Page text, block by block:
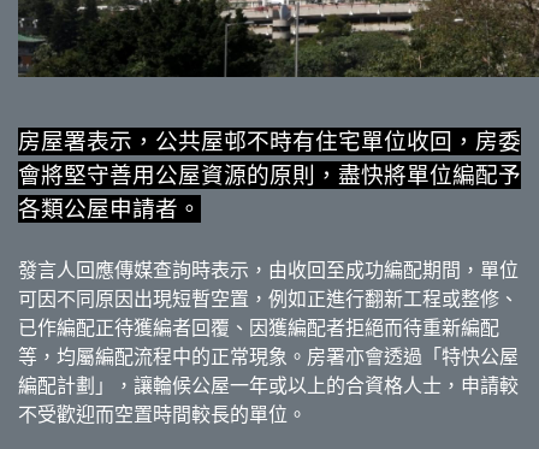
房屋署表示，公共屋邨不時有住宅單位收回，房委
會將堅守善用公屋資源的原則，盡快將單位編配予
各類公屋申請者。
發言人回應傳媒查詢時表示，由收回至成功編配期間，單位
可因不同原因出現短暫空置，例如正進行翻新工程或整修、
已作編配正待獲編者回覆、因獲編配者拒絕而待重新編配
等，均屬編配流程中的正常現象。房署亦會透過「特快公屋
編配計劃」，讓輪候公屋一年或以上的合資格人士，申請較
不受歡迎而空置時間較長的單位。